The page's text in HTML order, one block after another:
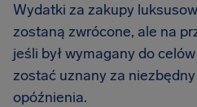
Wydatki za zakupy
zostaną zwrócone, ale na
jeśli był wymagany do
zostać uznany za
opóźnienia.